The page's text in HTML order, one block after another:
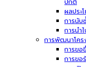
ปกติ
ผลประ
การนับ
การนำ
การพัฒนาโคร
การขอ
การขอ